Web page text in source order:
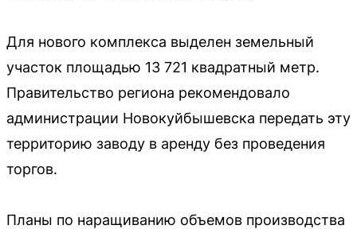
Для нового комплекса выделен земельный
участок площадью 13 721 квадратный метр.
Правительство региона рекомендовало
администрации Новокуйбышевска передать эту
территорию заводу в аренду без проведения
торгов.
Планы по наращиванию объемов производства